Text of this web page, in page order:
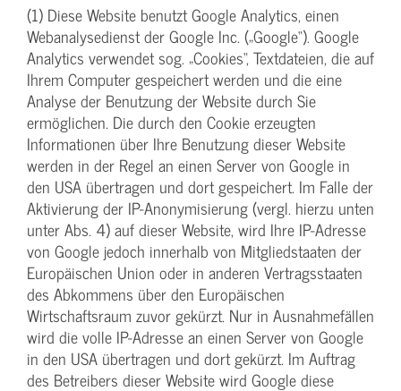
(1) Diese Website benutzt Google Analytics, einen
Webanalysedienst der Google Inc. („Google“). Google
Analytics verwendet sog. „Cookies“, Textdateien, die auf
Ihrem Computer gespeichert werden und die eine
Analyse der Benutzung der Website durch Sie
ermöglichen. Die durch den Cookie erzeugten
Informationen über Ihre Benutzung dieser Website
werden in der Regel an einen Server von Google in
den USA übertragen und dort gespeichert. Im Falle der
Aktivierung der IP-Anonymisierung (vergl. hierzu unten
unter Abs. 4) auf dieser Website, wird Ihre IP-Adresse
von Google jedoch innerhalb von Mitgliedstaaten der
Europäischen Union oder in anderen Vertragsstaaten
des Abkommens über den Europäischen
Wirtschaftsraum zuvor gekürzt. Nur in Ausnahmefällen
wird die volle IP-Adresse an einen Server von Google
in den USA übertragen und dort gekürzt. Im Auftrag
des Betreibers dieser Website wird Google diese